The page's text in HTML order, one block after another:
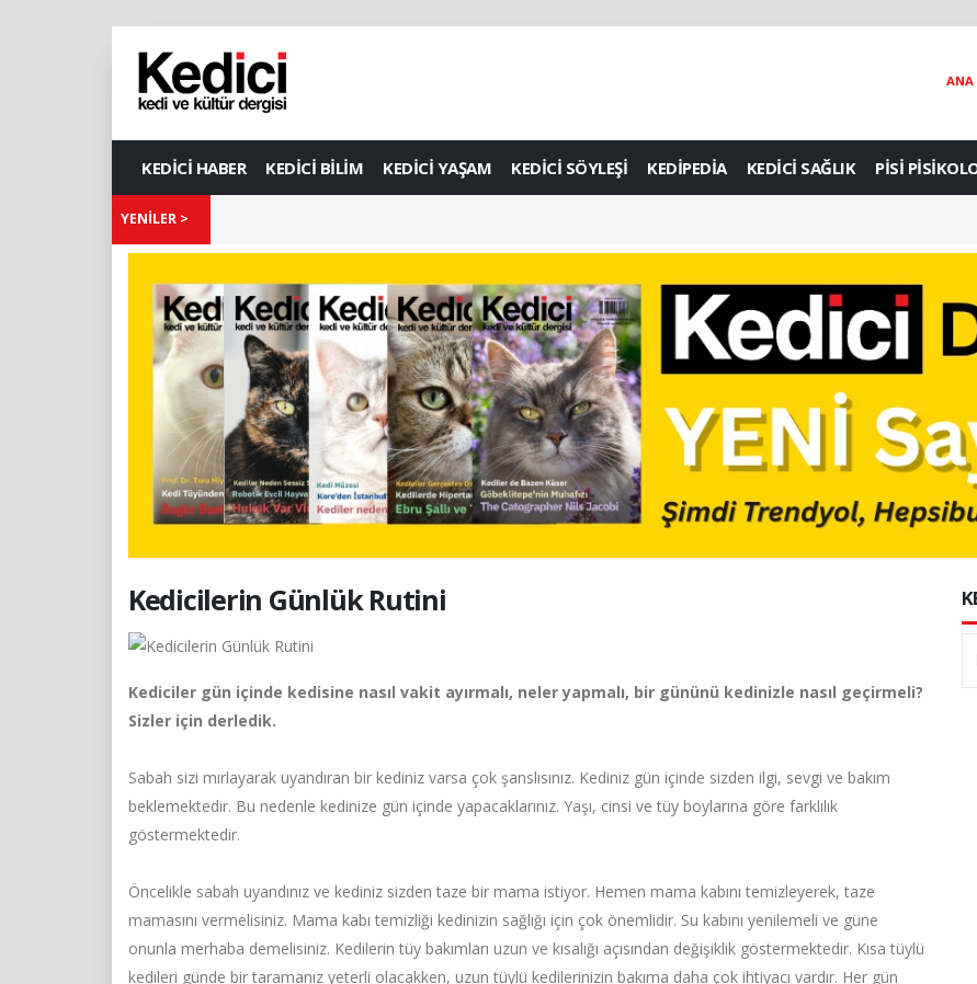
ANA
KEDİCİ HABER KEDİCİ BİLİM KEDİCİ YAŞAM KEDİCİ SÖYLEŞİ KEDİPEDİA KEDİCİ SAĞLIK PİSİ
YENİLER >
Kedicilerin Günlük Rutini
Kediciler gün içinde kedisine nasıl vakit ayırmalı, neler yapmalı, bir gününü kedinizle nasıl geçirmeli?
Sizler için derledik.
Sabah sizi mırlayarak uyandıran bir kediniz varsa çok şanslısınız. Kediniz gün içinde sizden ilgi, sevgi ve bakım
beklemektedir. Bu nedenle kedinize gün içinde yapacaklarınız. Yaşı, cinsi ve tüy boylarına göre farklılık
göstermektedir.
Öncelikle sabah uyandınız ve kediniz sizden taze bir mama istiyor. Hemen mama kabını temizleyerek, taze
mamasını vermelisiniz. Mama kabı temizliği kedinizin sağlığı için çok önemlidir. Su kabını yenilemeli ve güne
onunla merhaba demelisiniz. Kedilerin tüy bakımları uzun ve kısalığı açısından değişiklik göstermektedir. Kısa tüylü
kedileri günde bir taramanız yeterli olacakken, uzun tüylü kedilerinizin bakıma daha çok ihtiyacı vardır. Her gün